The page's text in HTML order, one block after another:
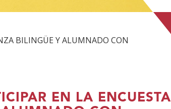
BILINGÜE Y ALUMNADO CON
EN LA ENCUESTA